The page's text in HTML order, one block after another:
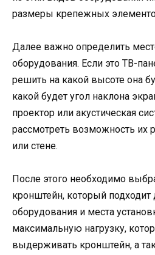
размеры крепежных
Далее важно определить
оборудования. Если это ТВ-
решить на какой высоте она
какой будет угол наклона
проектор или акустическая
рассмотреть возможность их
или стене.
После этого необходимо
кронштейн, который
оборудования и места
максимальную нагрузку,
выдерживать кронштейн, а